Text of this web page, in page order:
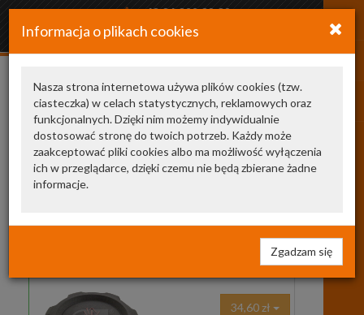
+48 34 366 20 20
arkozamowienia@gmail.com
Informacja o plikach cookies
Nasza strona internetowa używa plików cookies (tzw.
ciasteczka) w celach statystycznych, reklamowych oraz
funkcjonalnych. Dzięki nim możemy indywidualnie
dostosować stronę do twoich potrzeb. Każdy może
zaakceptować pliki cookies albo ma możliwość wyłączenia
ich w przeglądarce, dzięki czemu nie będą zbierane żadne
informacje.
Zgadzam się
CCKVW007
producent jest cena
Zamienniki TecDoc
wyrównawczego / chłodnicy
34,60 zł